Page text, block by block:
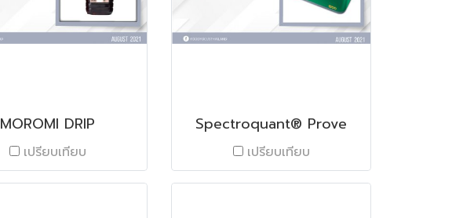
MOROMI DRIP
เปรียบเทียบ
Spectroquant® Prove
เปรียบเทียบ